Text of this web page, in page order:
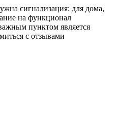
сигнализация: для дома,
на функционал
пунктом является
с отзывами